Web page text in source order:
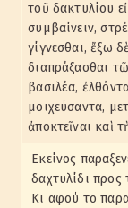
τοῦ δακτυλίου
συμβαίνειν,
γίγνεσθαι, ἔξω
διαπράξασθαι
βασιλέα,
μοιχεύσαντα,
ἀποκτεῖναι καὶ
Εκείνος
δαχτυλίδι
Κι αφού το